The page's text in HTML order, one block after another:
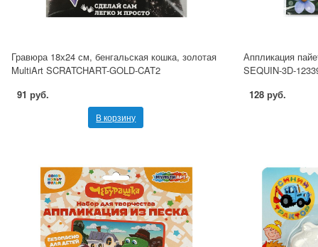
Гравюра 18х24 см, бенгальская кошка, золотая
MultiArt SCRATCHART-GOLD-CAT2
91 руб.
В корзину
Аппликация
SEQUIN-3D-
128 руб.